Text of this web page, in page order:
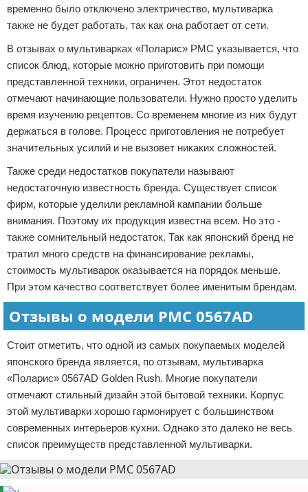
временно было отключено электричество, мультиварка
также не будет работать, так как она работает от сети.
В отзывах о мультиварках «Поларис» РМС указывается, что
список блюд, которые можно приготовить при помощи
представленной техники, ограничен. Этот недостаток
отмечают начинающие пользователи. Нужно просто уделить
время изучению рецептов. Со временем многие из них будут
держаться в голове. Процесс приготовления не потребует
значительных усилий и не вызовет никаких сложностей.
Также среди недостатков покупатели называют
недостаточную известность бренда. Существует список
фирм, которые уделили рекламной кампании больше
внимания. Поэтому их продукция известна всем. Но это -
также сомнительный недостаток. Так как японский бренд не
тратил много средств на финансирование рекламы,
стоимость мультиварок оказывается на порядок меньше.
При этом качество соответствует более именитым брендам.
Отзывы о модели РМС 0567AD
Стоит отметить, что одной из самых покупаемых моделей
японского бренда является, по отзывам, мультиварка
«Поларис» 0567AD Golden Rush. Многие покупатели
отмечают стильный дизайн этой бытовой техники. Корпус
этой мультиварки хорошо гармонирует с большинством
современных интерьеров кухни. Однако это далеко не весь
список преимуществ представленной мультиварки.